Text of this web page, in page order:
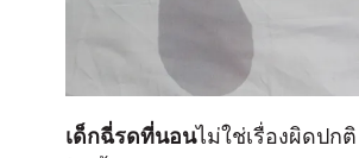
เด็กฉี่รดที่นอนไม่ใช่เรื่องผิดปก